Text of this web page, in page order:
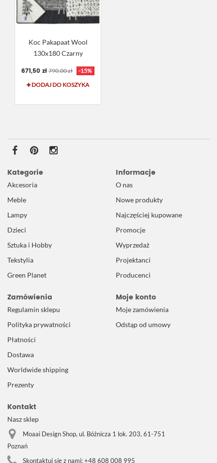
Koc Pakapaat Wool
130x180 Czarny
671,50 zł 790,00 zł
-15%
DODAJ DO KOSZYKA
Kategorie
Akcesoria
Meble
Lampy
Dzieci
Sztuka i Hobby
Tekstylia
Green Planet
Informacje
O nas
Nowe produkty
Najczęściej kupowane
Promocje
Wyprzedaż
Projektanci
Producenci
Zamówienia
Regulamin sklepu
Polityka prywatności
Płatności
Dostawa
Worldwide shipping
Prezenty
Moje konto
Moje zamówienia
Odstąp od umowy
Kontakt
Nasz sklep
Moaai Design Shop, ul. Bóżnicza 1 lok. 203, 61-751
Poznań
Skontaktuj się z nami:+48 608 008 995